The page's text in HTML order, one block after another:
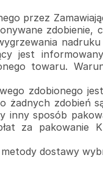
przez
zdobienie,
jest
towaru.
zdobionego
zdobień
sposób
za pakowanie
dostawy